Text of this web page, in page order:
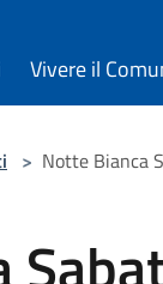
Vivere il
> Notte Bianca